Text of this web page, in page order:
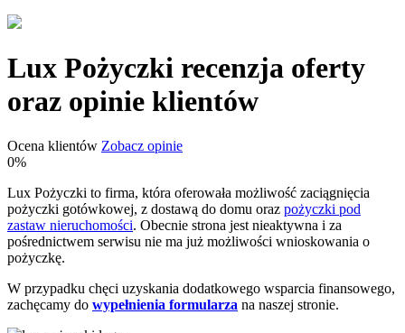
Lux Pożyczki recenzja oferty
oraz opinie klientów
Ocena klientów Zobacz opinie
0%
Lux Pożyczki to firma, która oferowała możliwość zaciągnięcia
pożyczki gotówkowej, z dostawą do domu oraz pożyczki pod
zastaw nieruchomości. Obecnie strona jest nieaktywna i za
pośrednictwem serwisu nie ma już możliwości wnioskowania o
pożyczkę.
W przypadku chęci uzyskania dodatkowego wsparcia finansowego,
zachęcamy do wypełnienia formularza na naszej stronie.